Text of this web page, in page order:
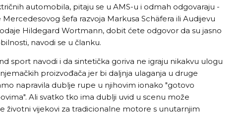
automobila, pitaju se u AMS-u i odmah odgovaraju -
šefa razvoja Markusa Schäfera ili Audijevu
Hildegard Wortmann, dobit ćete odgovor da su jasno
navodi se u članku.
sport navodi i da sintetička goriva ne igraju nikakvu ulogu
proizvođača jer bi daljnja ulaganja u druge
napravila dublje rupe u njihovim ionako "gotovo
Ali svatko tko ima dublji uvid u scenu može
životni vijekovi za tradicionalne motore s unutarnjim